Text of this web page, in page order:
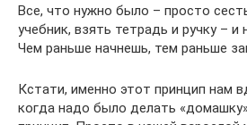
Все, что нужно было – просто
учебник, взять тетрадь и ручку – и
Чем раньше начнешь, тем раньше
Кстати, именно этот принцип нам
когда надо было делать